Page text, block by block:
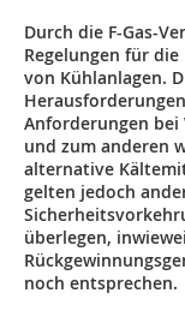
Durch die F-Gas-
Regelungen für
von Kühlanlagen.
Anforderungen bei
und zum anderen
alternative
gelten jedoch
überlegen,
noch entsprechen.